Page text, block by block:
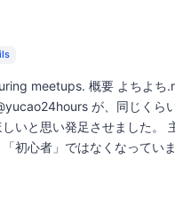
meetups. 概要 よちよち
が、同じくら
いと思い発足させました。
初心者」ではなくなってい